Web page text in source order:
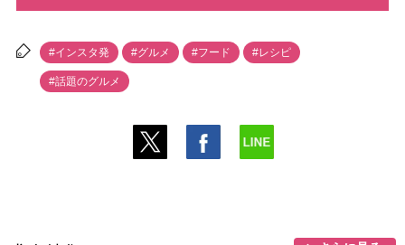
#インスタ発 #グルメ #フード #レシピ
#話題のグルメ